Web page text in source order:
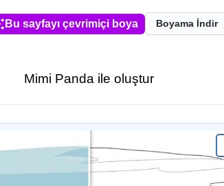
Bu sayfayı çevrimiçi boya Boyama İndir
Mimi Panda ile oluştur